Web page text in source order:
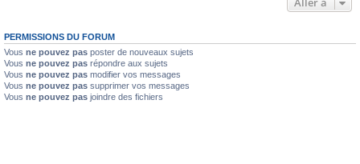
PERMISSIONS DU FORUM
Vous ne pouvez pas poster de nouveaux sujets
Vous ne pouvez pas répondre aux sujets
Vous ne pouvez pas modifier vos messages
Vous ne pouvez pas supprimer vos messages
Vous ne pouvez pas joindre des fichiers